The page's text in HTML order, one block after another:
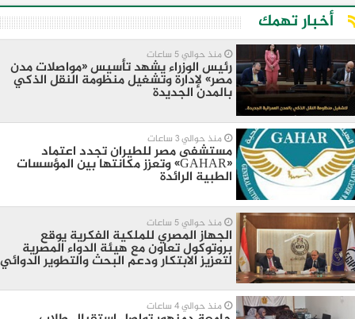
أخبار تهمك
منذ حوالي 5 ساعات
رئيس الوزراء يشهد تأسيس «مواصلات مدن
مصر» لإدارة وتشغيل منظومة النقل الذكي
بالمدن الجديدة
منذ حوالي 3 ساعات
مستشفى مصر للطيران تجدد اعتماد
«GAHAR» وتعزز مكانتها بين المؤسسات
الطبية الرائدة
منذ حوالي 5 ساعات
الجهاز المصري للملكية الفكرية يوقع
بروتوكول تعاون مع هيئة الدواء المصرية
لتعزيز الابتكار ودعم البحث والتطوير الدوائي
منذ حوالي 4 ساعات